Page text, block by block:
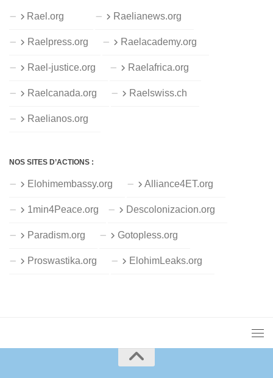
Rael.org Raelianews.org
Raelpress.org Raelacademy.org
Rael-justice.org Raelafrica.org
Raelcanada.org Raelswiss.ch
Raelianos.org
NOS SITES D’ACTIONS :
Elohimembassy.org Alliance4ET.org
1min4Peace.org Descolonizacion.org
Paradism.org Gotopless.org
Proswastika.org ElohimLeaks.org